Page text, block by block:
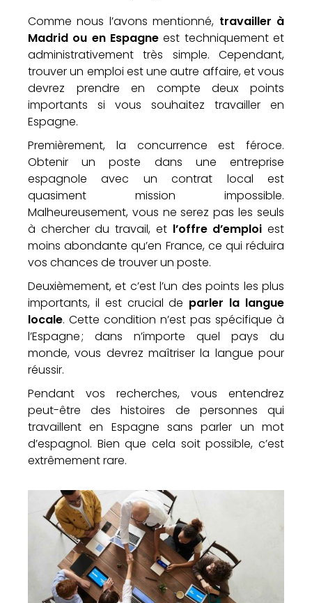
Comme nous l’avons mentionné, travailler à
Madrid ou en Espagneest techniquement et
administrativement très simple. Cependant,
trouver un emploi est une autre affaire, et vous
devrez prendre en compte deux points
importants si vous souhaitez travailler en
Espagne.
Premièrement, la concurrence est féroce.
Obtenir un poste dans une entreprise
espagnole avec un contrat local est
quasiment mission impossible.
Malheureusement, vous ne serez pas les seuls
à chercher du travail, et l’offre d’emploi est
moins abondante qu’en France, ce qui réduira
vos chances de trouver un poste.
Deuxièmement, et c’est l’un des points les plus
importants, il est crucial de parler la langue
locale. Cette condition n’est pas spécifique à
l’Espagne ; dans n’importe quel pays du
monde, vous devrez maîtriser la langue pour
réussir.
Pendant vos recherches, vous entendrez
peut-être des histoires de personnes qui
travaillent en Espagne sans parler un mot
d’espagnol. Bien que cela soit possible, c’est
extrêmement rare.